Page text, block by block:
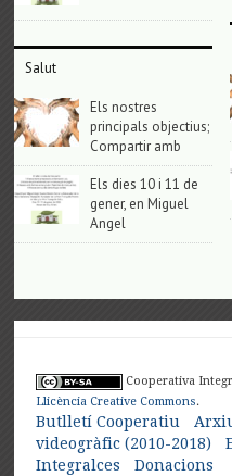
Salut
Els nostres
principals objectius;
Compartir amb
Els dies 10 i 11 de
gener, en Miguel
Angel
Cooperativa
Llicència Creative Commons.
Butlletí Cooperatiu
videogràfic (2010-2018)
Integralces
Donacions